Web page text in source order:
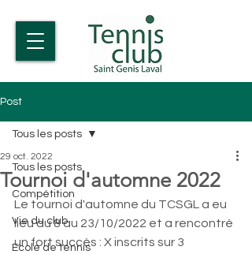
Post
Tous les posts
Compétition
Vie du club
Ecole de tennis
Tous les posts
Tournoi d'automne 2022
29 oct. 2022
Le tournoi d'automne du TCSGL a eu
lieu du 8 au 23/10/2022 et a rencontré
un fort succès : X inscrits sur 3